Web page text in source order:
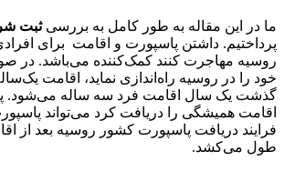
ما در این مقاله به طور کامل به بررسی ثبت
پرداختیم. داشتن پاسپورت و اقامت برای
روسیه مهاجرت کنند کمک‌کننده می‌باشد. در
خود را در روسیه راه‌اندازی نماید، اقامت
گذشت یک سال اقامت فرد سه ساله می‌شود.
اقامت همیشگی را دریافت کرد می‌تواند
فرایند دریافت پاسپورت کشور روسیه بعد از
طول می‌کشد.